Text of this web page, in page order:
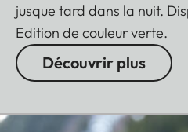
jusque tard dans la nuit.
Edition de couleur verte.
Découvrir plus